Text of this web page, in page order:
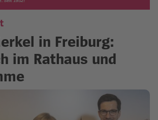
in Freiburg:
im Rathaus und